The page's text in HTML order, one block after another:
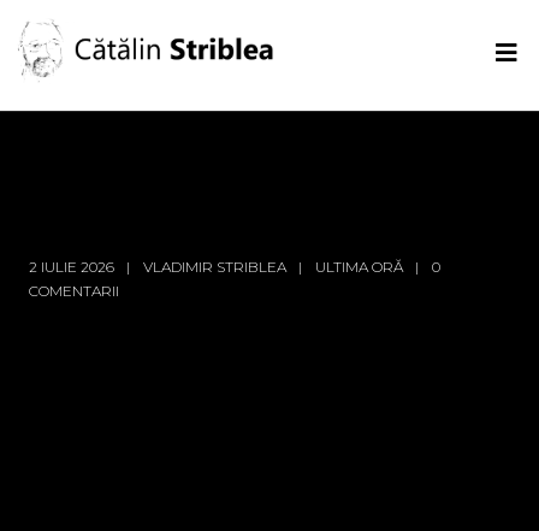
2 IULIE 2026 VLADIMIR STRIBLEA ULTIMA ORĂ
0
COMENTARII